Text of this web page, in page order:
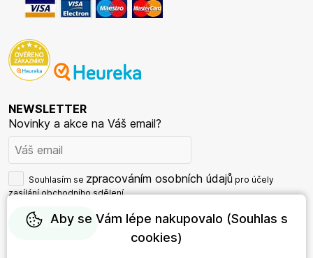
NEWSLETTER
Novinky a akce na Váš email?
Souhlasím se zpracováním osobních údajů pro účely
zasílání obchodního sdělení.
Aby se Vám lépe nakupovalo (Souhlas s
cookies)